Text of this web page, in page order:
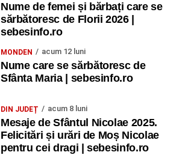
Nume de femei și bărbați care se
sărbătoresc de Florii 2026 |
sebesinfo.ro
MONDEN acum 12 luni
Nume care se sărbătoresc de
Sfânta Maria | sebesinfo.ro
DIN JUDEȚ acum 8 luni
Mesaje de Sfântul Nicolae 2025.
Felicitări și urări de Moș Nicolae
pentru cei dragi | sebesinfo.ro